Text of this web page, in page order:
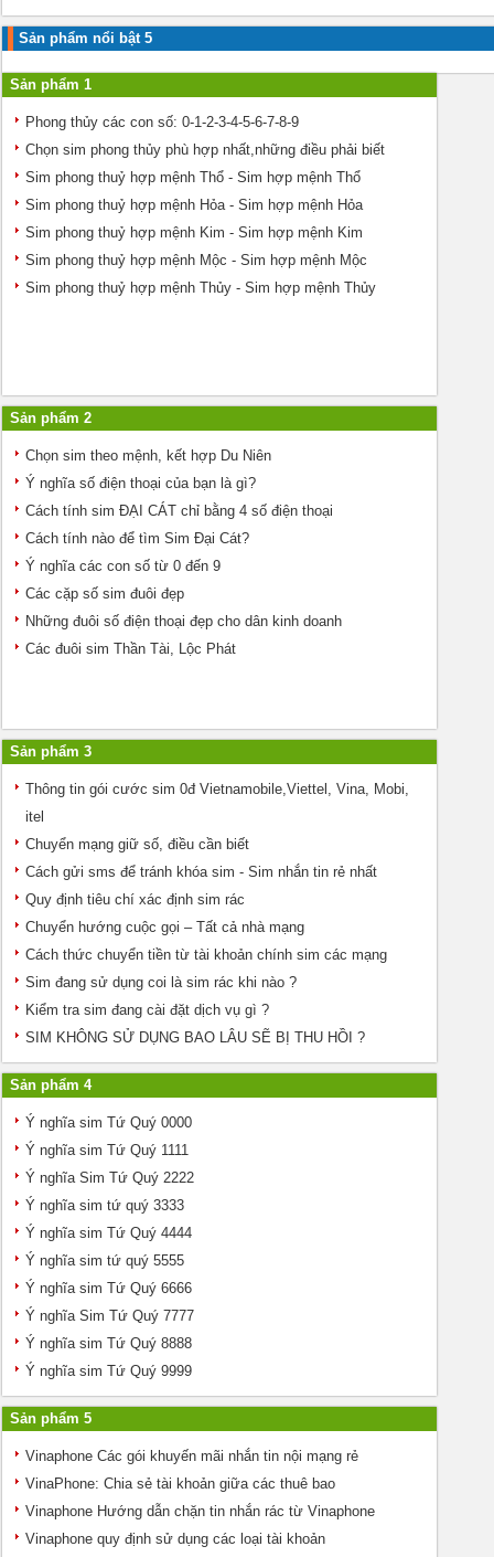
Sản phẩm nổi bật 5
Sản phẩm 1
Phong thủy các con số: 0-1-2-3-4-5-6-7-8-9
Chọn sim phong thủy phù hợp nhất,những điều phải biết
Sim phong thuỷ hợp mệnh Thổ - Sim hợp mệnh Thổ
Sim phong thuỷ hợp mệnh Hỏa - Sim hợp mệnh Hỏa
Sim phong thuỷ hợp mệnh Kim - Sim hợp mệnh Kim
Sim phong thuỷ hợp mệnh Mộc - Sim hợp mệnh Mộc
Sim phong thuỷ hợp mệnh Thủy - Sim hợp mệnh Thủy
Sản phẩm 2
Chọn sim theo mệnh, kết hợp Du Niên
Ý nghĩa số điện thoại của bạn là gì?
Cách tính sim ĐẠI CÁT chỉ bằng 4 số điện thoại
Cách tính nào để tìm Sim Đại Cát?
Ý nghĩa các con số từ 0 đến 9
Các cặp số sim đuôi đẹp
Những đuôi số điện thoại đẹp cho dân kinh doanh
Các đuôi sim Thần Tài, Lộc Phát
Sản phẩm 3
Thông tin gói cước sim 0đ Vietnamobile,Viettel, Vina, Mobi,
itel
Chuyển mạng giữ số, điều cần biết
Cách gửi sms để tránh khóa sim - Sim nhắn tin rẻ nhất
Quy định tiêu chí xác định sim rác
Chuyển hướng cuộc gọi – Tất cả nhà mạng
Cách thức chuyển tiền từ tài khoản chính sim các mạng
Sim đang sử dụng coi là sim rác khi nào ?
Kiểm tra sim đang cài đặt dịch vụ gì ?
SIM KHÔNG SỬ DỤNG BAO LÂU SẼ BỊ THU HỒI ?
Sản phẩm 4
Ý nghĩa sim Tứ Quý 0000
Ý nghĩa sim Tứ Quý 1111
Ý nghĩa Sim Tứ Quý 2222
Ý nghĩa sim tứ quý 3333
Ý nghĩa sim Tứ Quý 4444
Ý nghĩa sim tứ quý 5555
Ý nghĩa sim Tứ Quý 6666
Ý nghĩa Sim Tứ Quý 7777
Ý nghĩa sim Tứ Quý 8888
Ý nghĩa sim Tứ Quý 9999
Sản phẩm 5
Vinaphone Các gói khuyến mãi nhắn tin nội mạng rẻ
VinaPhone: Chia sẻ tài khoản giữa các thuê bao
Vinaphone Hướng dẫn chặn tin nhắn rác từ Vinaphone
Vinaphone quy định sử dụng các loại tài khoản